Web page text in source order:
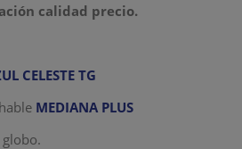
calidad precio.
CELESTE TG
MEDIANA PLUS